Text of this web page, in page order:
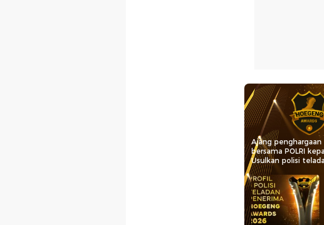
Ajang
bersama POLRI
Usulkan polisi